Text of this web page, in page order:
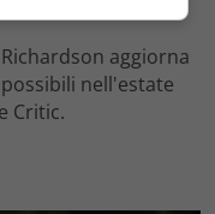
aggiorna
nell'estate
Critic.